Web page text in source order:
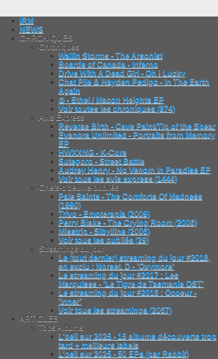
IRM
NEWS
CHRONIQUES
Chroniques
Wailin Storms - The Arsonist
Boards of Canada - Inferno
Drive With A Dead Girl - Oh ! Lucky
Chat Pile & Hayden Pedigo - In The Earth
Again
⊙ - Ethel / Macon Heights EP
Voir toutes les chroniques (874)
Avis Express
Reverse Birth - Cave Paint/Tip of the Spear
Evanora Unlimited - Portraits from Memory
EP
HWXXNG - K-Core
Sutegoro - Street Battle
Audrey Henry - No Venom In Paradise EP
Voir tous les avis express (1444)
Chefs-d'oeuvre oubliés
Pale Saints - The Comforts Of Madness
(1990)
Trivo - Emoterapia (2009)
Perry Blake - The Crying Room (2006)
Misstrip - Sibylline (2006)
Voir tous les oubliés (29)
Streamings du jour
Le (tout dernier) streaming du jour #2018,
en exclu : Norset. D - ’Oxymore’
Le streaming du jour #2017 : Les
Marquises - ’Le Tigre de Tasmanie OST’
Le streaming du jour #2016 : Ocoeur -
’Inner’
Voir tous les streamings (2067)
ARTICLES
Tops Albums
L’oeil sur 2025 - 15 albums découverts trop
tard + meilleurs labels
L’oeil sur 2025 - 50 EPs (par Rabbit)